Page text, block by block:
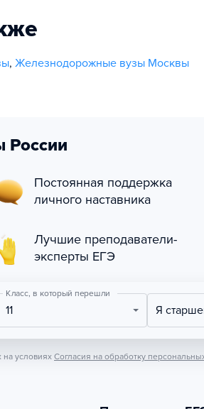
, Железнодорожные вузы Москвы
России
Постоянная поддержка
личного наставника
Лучшие преподаватели-
эксперты ЕГЭ
Класс, в который перешли
11 Я
условиях Согласия на обработку